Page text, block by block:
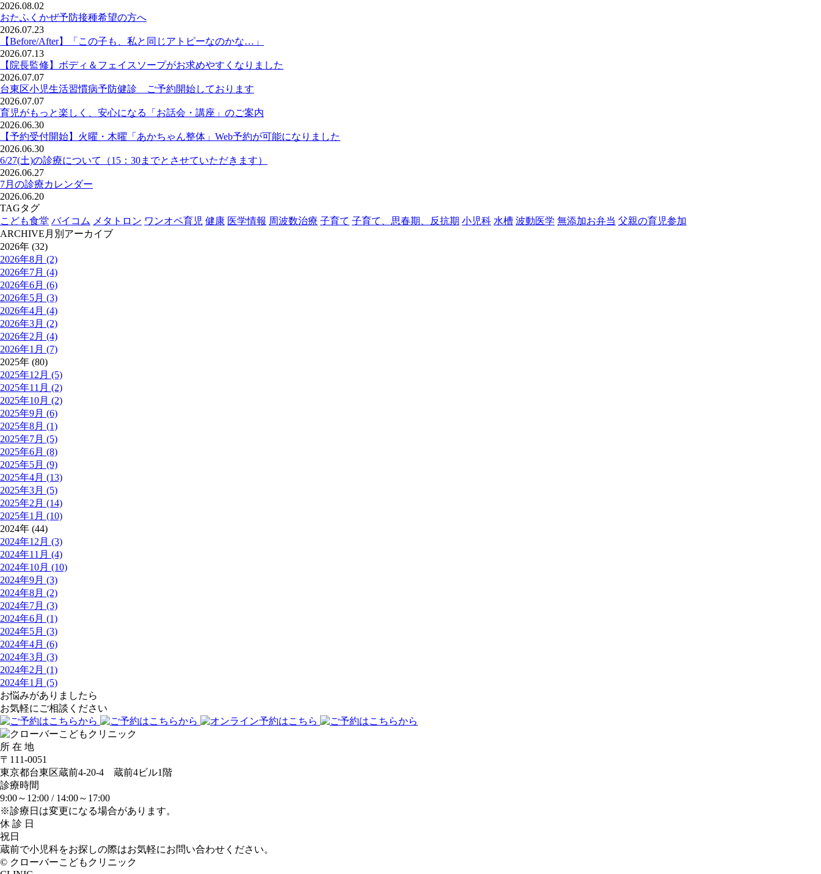
2026.08.02
おたふくかぜ予防接種希望の方へ
2026.07.23
【Before/After】「この子も、私と同じアトピーなのかな…」
2026.07.13
【院長監修】ボディ＆フェイスソープがお求めやすくなりました
2026.07.07
台東区小児生活習慣病予防健診 ご予約開始しております
2026.07.07
育児がもっと楽しく、安心になる「お話会・講座」のご案内
2026.06.30
【予約受付開始】火曜・木曜「あかちゃん整体」Web予約が可能になりました
2026.06.30
6/27(土)の診療について（15：30までとさせていただきます）
2026.06.27
7月の診療カレンダー
2026.06.20
TAGタグ
こども食堂 バイコム メタトロン ワンオペ育児 健康 医学情報 周波数治療 子育て 子育て、思春期、反抗期 小児科 水槽 波動医学 無添加お弁当 父親の育児参加
ARCHIVE 月別アーカイブ
2026年 (32)
2026年8月 (2)
2026年7月 (4)
2026年6月 (6)
2026年5月 (3)
2026年4月 (4)
2026年3月 (2)
2026年2月 (4)
2026年1月 (7)
2025年 (80)
2025年12月 (5)
2025年11月 (2)
2025年10月 (2)
2025年9月 (6)
2025年8月 (1)
2025年7月 (5)
2025年6月 (8)
2025年5月 (9)
2025年4月 (13)
2025年3月 (5)
2025年2月 (14)
2025年1月 (10)
2024年 (44)
2024年12月 (3)
2024年11月 (4)
2024年10月 (10)
2024年9月 (3)
2024年8月 (2)
2024年7月 (3)
2024年6月 (1)
2024年5月 (3)
2024年4月 (6)
2024年3月 (3)
2024年2月 (1)
2024年1月 (5)
お悩みがありましたら
お気軽にご相談ください
所 在 地
〒111-0051
東京都台東区蔵前4-20-4 蔵前4ビル1階
診療時間
9:00～12:00 / 14:00～17:00
※診療日は変更になる場合があります。
休 診 日
祝日
蔵前で小児科をお探しの際はお気軽にお問い合わせください。
© クローバーこどもクリニック